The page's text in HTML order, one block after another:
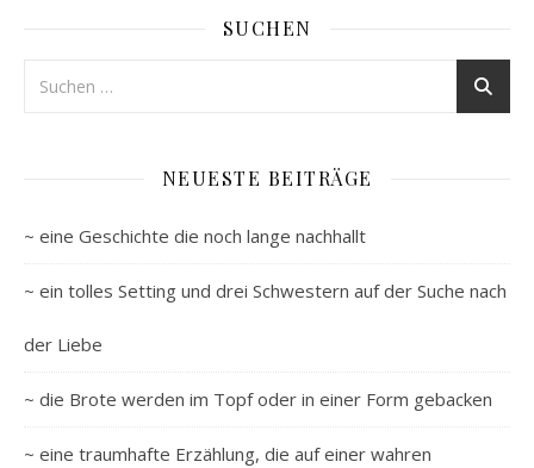
SUCHEN
NEUESTE BEITRÄGE
~ eine Geschichte die noch lange nachhallt
~ ein tolles Setting und drei Schwestern auf der Suche nach
der Liebe
~ die Brote werden im Topf oder in einer Form gebacken
~ eine traumhafte Erzählung, die auf einer wahren